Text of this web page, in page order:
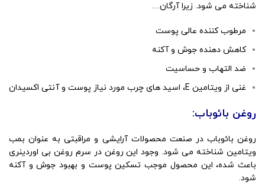
شناخته می شود. زیرا آرگان…
مرطوب کننده عالی پوست
کاهش دهنده جوش و آکنه
ضد التهاب و حساسیت
غنی از ویتامین E، اسید های چرب مورد نیاز پوست و آنتی اکسیدان
روغن بائوباب:
روغن بائوباب در صنعت محصولات آرایشی و مراقبتی به عنوان بمب
ویتامین شناخته می شود. وجود این روغن در سرم روغن بی اوردینری
باعث شده، این محصول موجب تسکین پوست و بهبود جوش و آکنه
شود.